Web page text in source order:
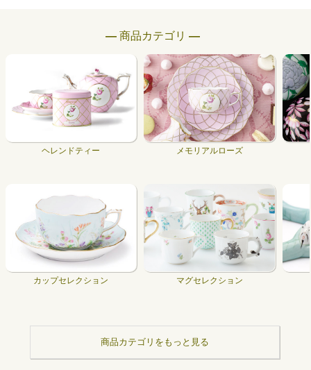
― 商品カテゴリ ―
ヘレンドティー
カップセレクション
メモリアルローズ
マグセレクション
商品カテゴリをもっと見る